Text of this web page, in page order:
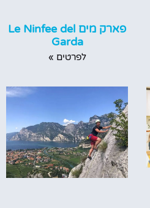
פארק מים Le Ninfee del
Garda
לפרטים »